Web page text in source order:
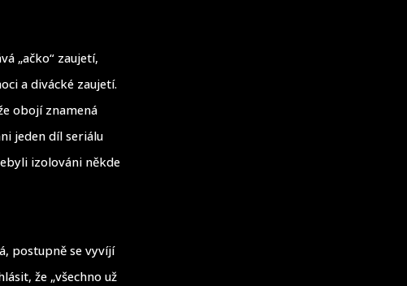
„ačko“ zaujetí,
a divácké zaujetí.
obojí znamená
jeden díl seriálu
izolováni někde
postupně se vyvíjí
že „všechno už